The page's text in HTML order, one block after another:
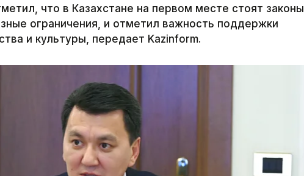
что в Казахстане на первом месте стоят законы
ограничения, и отметил важность поддержки
и культуры, передает Kazinform.